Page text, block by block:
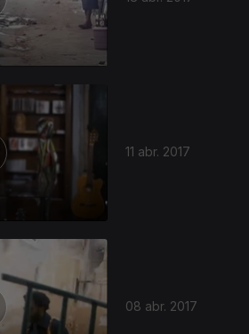
11 abr. 2017
08 abr. 2017